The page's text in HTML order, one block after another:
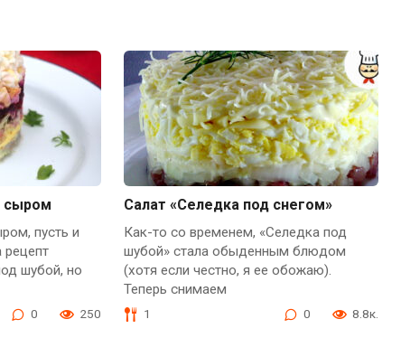
сыром
пусть и
рецепт
шубой, но
0 250
Салат «Селедка под снегом»
Как-то со временем, «Селедка под
шубой» стала обыденным блюдом
(хотя если честно, я ее обожаю).
Теперь снимаем
1 0 8.8к.